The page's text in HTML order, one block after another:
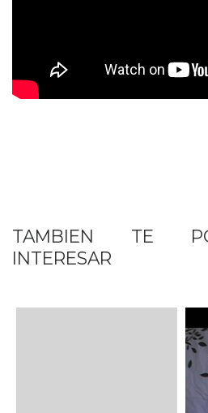
TAMBIEN TE
INTERESAR